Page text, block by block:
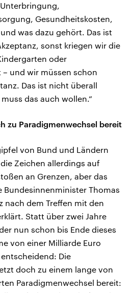
Gesundheitskosten,
was dazu gehört. Das ist
sonst kriegen wir die
oder
und wir müssen schon
Das ist nicht überall
das auch wollen.“
zu Paradigmenwechsel bereit
von Bund und Ländern
Zeichen allerdings auf
an Grenzen, aber das
Bundesinnenminister Thomas
nach dem Treffen mit den
Statt über zwei Jahre
nun schon bis Ende dieses
von einer Milliarde Euro
Die
doch zu einem lange von
Paradigmenwechsel bereit: